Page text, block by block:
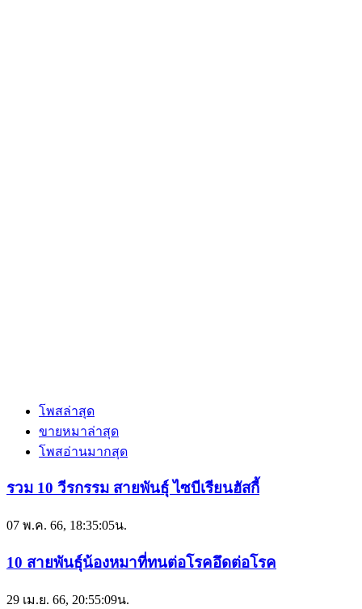
โพสล่าสุด
ขายหมาล่าสุด
โพสอ่านมากสุด
รวม 10 วีรกรรม สายพันธุ์ ไซบีเรียนฮัสกี้
07 พ.ค. 66, 18:35:05น.
10 สายพันธุ์น้องหมาที่ทนต่อโรคอึดต่อโรค
29 เม.ย. 66, 20:55:09น.